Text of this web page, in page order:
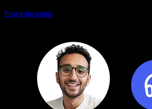
Prova-ho gratis